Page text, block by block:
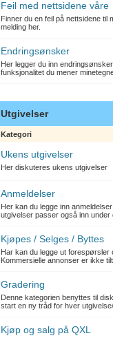
Feil med nettsidene våre
Finner du en feil på nettsidene til
melding her.
Endringsønsker
Her legger du inn
funksjonalitet du mener
Utgivelser
Kategori
Ukens utgivelser
Her diskuteres ukens utgivelser
Anmeldelser
Her kan du legge inn
utgivelser passer også inn under
Kjøpes / Selges / Byttes
Har kan du legge ut forespørsler
Kommersielle annonser er ikke
Gradering
Denne kategorien benyttes til
start en ny tråd for hver
Kjøp og salg på QXL